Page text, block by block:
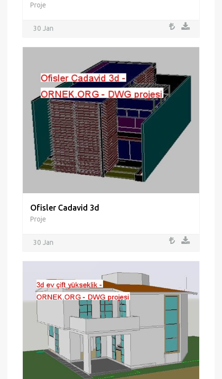
Proje
30 Jan
Ofisler Cadavid 3d
Proje
30 Jan